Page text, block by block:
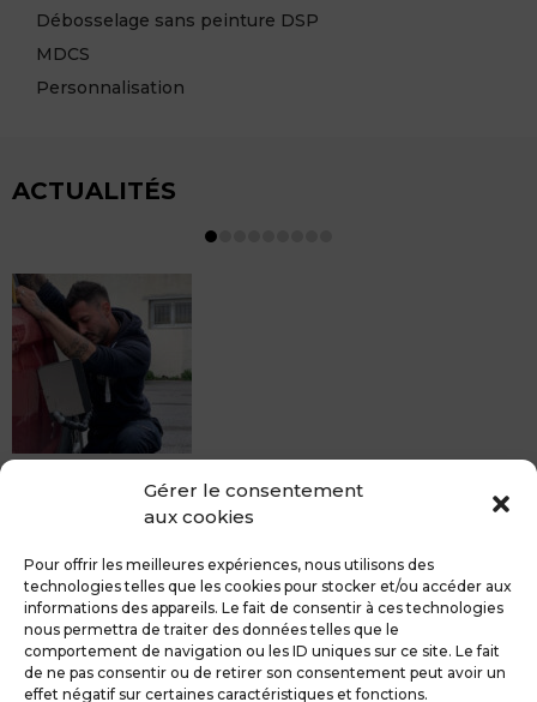
Gérer le consentement
aux cookies
Pour offrir les meilleures expériences, nous utilisons des
technologies telles que les cookies pour stocker et/ou accéder aux
informations des appareils. Le fait de consentir à ces technologies
nous permettra de traiter des données telles que le
comportement de navigation ou les ID uniques sur ce site. Le fait
de ne pas consentir ou de retirer son consentement peut avoir un
effet négatif sur certaines caractéristiques et fonctions.
Débosselage sans peinture DSP
MDCS
Personnalisation
ACTUALITÉS
peinture, sans rendez-vous mais Avec le sourire :)
du débosselage vous accueille sans rendez-...
MDCS GROUPE Mentions légales